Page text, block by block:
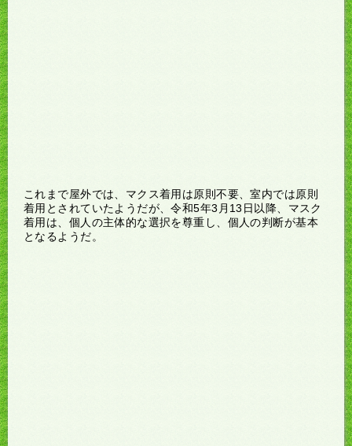
これまで屋外では、マクス着用は原則不要、室内では原則
着用とされていたようだが、令和5年3月13日以降、マスク
着用は、個人の主体的な選択を尊重し、個人の判断が基本
となるようだ。